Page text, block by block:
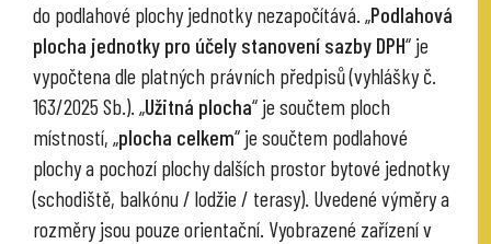
do podlahové plochy jednotky nezapočítává. „Podlahová
plocha jednotky pro účely stanovení sazby DPH“ je
vypočtena dle platných právních předpisů (vyhlášky č.
163/2025 Sb.). „Užitná plocha“ je součtem ploch
místností, „plocha celkem“ je součtem podlahové
plochy a pochozí plochy dalších prostor bytové jednotky
(schodiště, balkónu / lodžie / terasy). Uvedené výměry a
rozměry jsou pouze orientační. Vyobrazené zařízení v